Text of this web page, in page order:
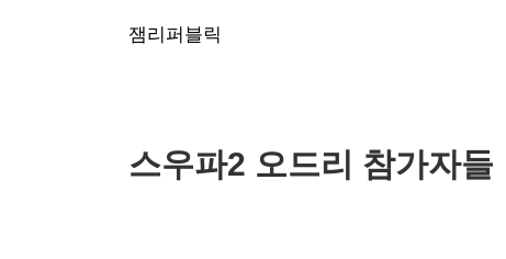
잼리퍼블릭
스우파2 오드리 참가자들